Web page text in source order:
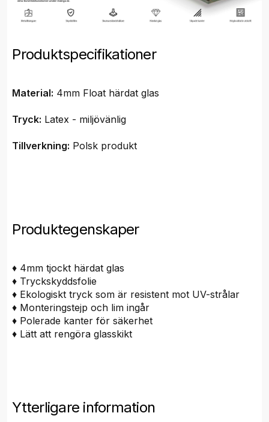
Produktspecifikationer
Material: 4mm Float härdat glas
Tryck: Latex - miljövänlig
Tillverkning: Polsk produkt
Produktegenskaper
♦ 4mm tjockt härdat glas
♦ Tryckskyddsfolie
♦ Ekologiskt tryck som är resistent mot UV-strålar
♦ Monteringstejp och lim ingår
♦ Polerade kanter för säkerhet
♦ Lätt att rengöra glasskikt
Ytterligare information